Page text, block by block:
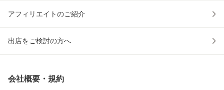
アフィリエイトのご紹介
出店をご検討の方へ
会社概要・規約